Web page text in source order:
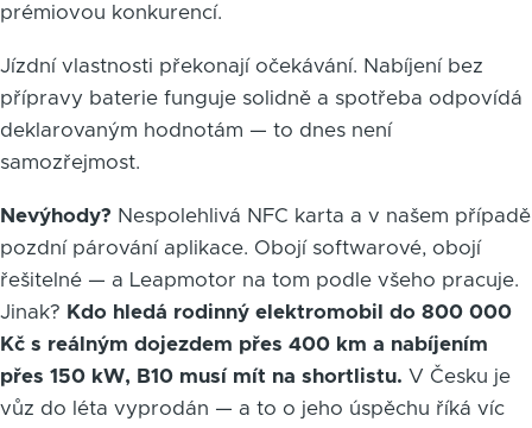
prémiovou konkurencí.
Jízdní vlastnosti překonají očekávání. Nabíjení bez
přípravy baterie funguje solidně a spotřeba odpovídá
deklarovaným hodnotám — to dnes není
samozřejmost.
Nevýhody? Nespolehlivá NFC karta a v našem případě
pozdní párování aplikace. Obojí softwarové, obojí
řešitelné — a Leapmotor na tom podle všeho pracuje.
Jinak? Kdo hledá rodinný elektromobil do 800 000
Kč s reálným dojezdem přes 400 km a nabíjením
přes 150 kW, B10 musí mít na shortlistu. V Česku je
vůz do léta vyprodán — a to o jeho úspěchu říká víc